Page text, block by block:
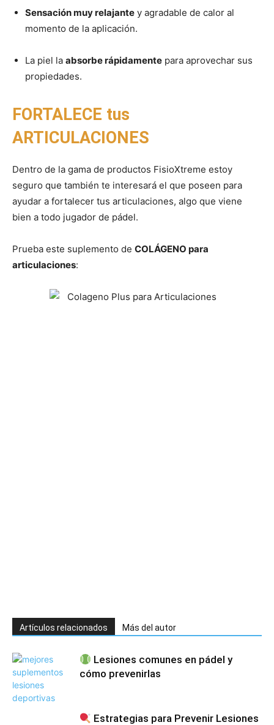
Sensación muy relajante y agradable de calor al
momento de la aplicación.
La piel la absorbe rápidamente para aprovechar sus
propiedades.
FORTALECE tus
ARTICULACIONES
Dentro de la gama de productos FisioXtreme estoy
seguro que también te interesará el que poseen para
ayudar a fortalecer tus articulaciones, algo que viene
bien a todo jugador de pádel.
Prueba este suplemento de COLÁGENO para
articulaciones:
Artículos relacionados Más del autor
Lesiones comunes en pádel y
cómo prevenirlas
Estrategias para Prevenir Lesiones